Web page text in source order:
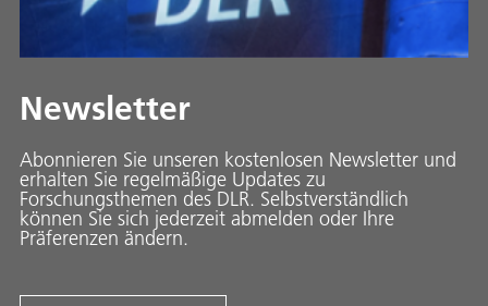
Newsletter
Abonnieren Sie unseren kostenlosen Newsletter und
erhalten Sie regelmäßige Updates zu
Forschungsthemen des DLR. Selbstverständlich
können Sie sich jederzeit abmelden oder Ihre
Präferenzen ändern.